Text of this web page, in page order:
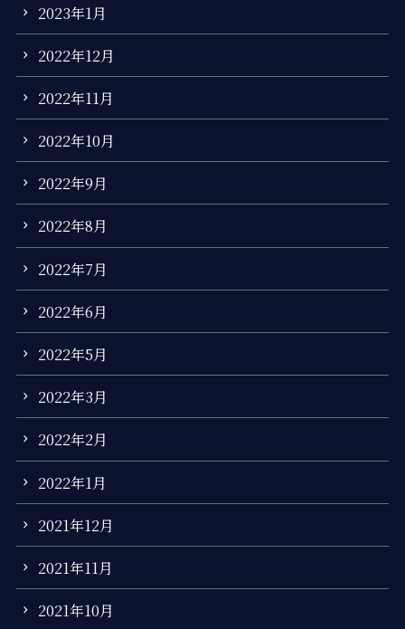
2023年1月
2022年12月
2022年11月
2022年10月
2022年9月
2022年8月
2022年7月
2022年6月
2022年5月
2022年3月
2022年2月
2022年1月
2021年12月
2021年11月
2021年10月